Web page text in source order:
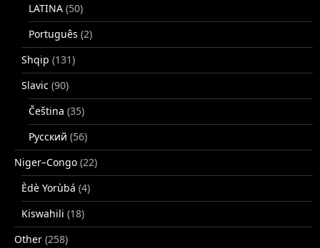
LATINA (50)
Português (2)
Shqip (131)
Slavic (90)
Čeština (35)
Русский (56)
Niger–Congo (22)
Èdè Yorùbá (4)
Kiswahili (18)
Other (258)